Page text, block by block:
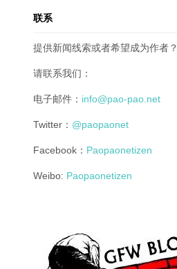
联系
提供新闻线索或者希望成为作者？
请联系我们：
电子邮件： info@pao-pao.net
Twitter： @paopaonet
Facebook： Paopaonetizen
Weibo: Paopaonetizen
gfw_blog_small.jpg